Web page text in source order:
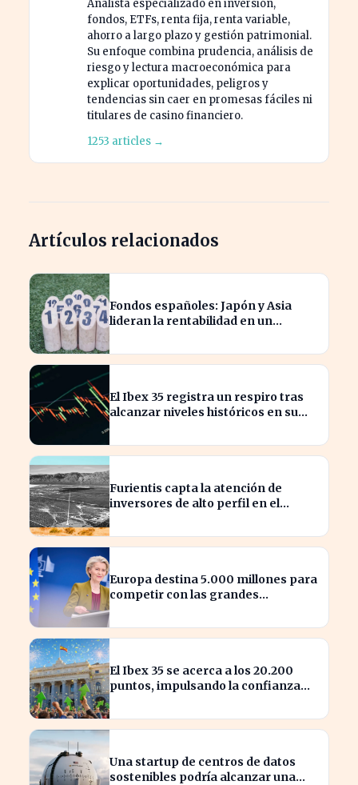
Analista especializado en inversión,
fondos, ETFs, renta fija, renta variable,
ahorro a largo plazo y gestión patrimonial.
Su enfoque combina prudencia, análisis de
riesgo y lectura macroeconómica para
explicar oportunidades, peligros y
tendencias sin caer en promesas fáciles ni
titulares de casino financiero.
1253 articles →
Artículos relacionados
Fondos españoles: Japón y Asia
lideran la rentabilidad en un
El Ibex 35 registra un respiro tras
alcanzar niveles históricos en su
Furientis capta la atención de
inversores de alto perfil en el
Europa destina 5.000 millones para
competir con las grandes
El Ibex 35 se acerca a los 20.200
puntos, impulsando la confianza
Una startup de centros de datos
sostenibles podría alcanzar una